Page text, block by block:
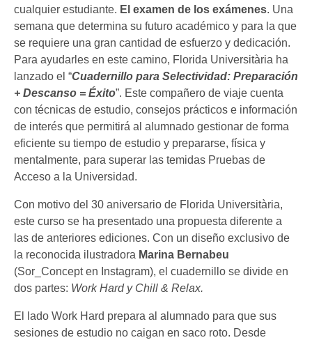
cualquier estudiante. El examen de los exámenes. Una
semana que determina su futuro académico y para la que
se requiere una gran cantidad de esfuerzo y dedicación.
Para ayudarles en este camino, Florida Universitària ha
lanzado el “Cuadernillo para Selectividad: Preparación
+ Descanso = Éxito”. Este compañero de viaje cuenta
con técnicas de estudio, consejos prácticos e información
de interés que permitirá al alumnado gestionar de forma
eficiente su tiempo de estudio y prepararse, física y
mentalmente, para superar las temidas Pruebas de
Acceso a la Universidad.
Con motivo del 30 aniversario de Florida Universitària,
este curso se ha presentado una propuesta diferente a
las de anteriores ediciones. Con un diseño exclusivo de
la reconocida ilustradora Marina Bernabeu
(Sor_Concept en Instagram), el cuadernillo se divide en
dos partes: Work Hard y Chill & Relax.
El lado Work Hard prepara al alumnado para que sus
sesiones de estudio no caigan en saco roto. Desde